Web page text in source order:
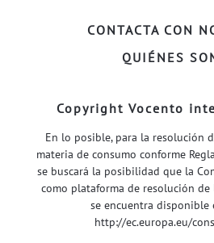
CONTACTA CON
QUIÉNES
Copyright Vocento
En lo posible, para la resolución
materia de consumo conforme
se buscará la posibilidad que la
como plataforma de resolución
se encuentra disponible
http://ec.europa.eu/